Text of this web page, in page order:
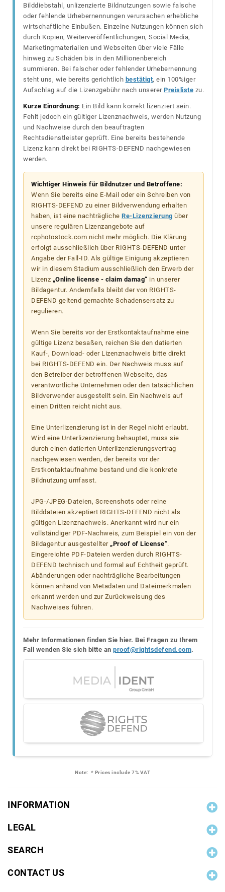
Bilddiebstahl, unlizenzierte Bildnutzungen sowie falsche
oder fehlende Urhebernennungen verursachen erhebliche
wirtschaftliche Einbußen. Einzelne Nutzungen können sich
durch Kopien, Weiterveröffentlichungen, Social Media,
Marketingmaterialien und Webseiten über viele Fälle
hinweg zu Schäden bis in den Millionenbereich
summieren. Bei falscher oder fehlender Urhebernennung
steht uns, wie bereits gerichtlich bestätigt, ein 100%iger
Aufschlag auf die Lizenzgebühr nach unserer Preisliste zu.
Kurze Einordnung: Ein Bild kann korrekt lizenziert sein.
Fehlt jedoch ein gültiger Lizenznachweis, werden Nutzung
und Nachweise durch den beauftragten
Rechtsdienstleister geprüft. Eine bereits bestehende
Lizenz kann direkt bei RIGHTS-DEFEND nachgewiesen
werden.
Wichtiger Hinweis für Bildnutzer und Betroffene:
Wenn Sie bereits eine E-Mail oder ein Schreiben von
RIGHTS-DEFEND zu einer Bildverwendung erhalten
haben, ist eine nachträgliche Re-Lizenzierung über
unsere regulären Lizenzangebote auf
rcphotostock.com nicht mehr möglich. Die Klärung
erfolgt ausschließlich über RIGHTS-DEFEND unter
Angabe der Fall-ID. Als gültige Einigung akzeptieren
wir in diesem Stadium ausschließlich den Erwerb der
Lizenz „Online license - claim damag“ in unserer
Bildagentur. Andernfalls bleibt der von RIGHTS-
DEFEND geltend gemachte Schadensersatz zu
regulieren.
Wenn Sie bereits vor der Erstkontaktaufnahme eine
gültige Lizenz besaßen, reichen Sie den datierten
Kauf-, Download- oder Lizenznachweis bitte direkt
bei RIGHTS-DEFEND ein. Der Nachweis muss auf
den Betreiber der betroffenen Webseite, das
verantwortliche Unternehmen oder den tatsächlichen
Bildverwender ausgestellt sein. Ein Nachweis auf
einen Dritten reicht nicht aus.
Eine Unterlizenzierung ist in der Regel nicht erlaubt.
Wird eine Unterlizenzierung behauptet, muss sie
durch einen datierten Unterlizenzierungsvertrag
nachgewiesen werden, der bereits vor der
Erstkontaktaufnahme bestand und die konkrete
Bildnutzung umfasst.
JPG-/JPEG-Dateien, Screenshots oder reine
Bilddateien akzeptiert RIGHTS-DEFEND nicht als
gültigen Lizenznachweis. Anerkannt wird nur ein
vollständiger PDF-Nachweis, zum Beispiel ein von der
Bildagentur ausgestellter „Proof of License“.
Eingereichte PDF-Dateien werden durch RIGHTS-
DEFEND technisch und formal auf Echtheit geprüft.
Abänderungen oder nachträgliche Bearbeitungen
können anhand von Metadaten und Dateimerkmalen
erkannt werden und zur Zurückweisung des
Nachweises führen.
Mehr Informationen finden Sie hier. Bei Fragen zu Ihrem
Fall wenden Sie sich bitte an proof@rightsdefend.com.
Note: * Prices include 7% VAT
INFORMATION
LEGAL
SEARCH
CONTACT US